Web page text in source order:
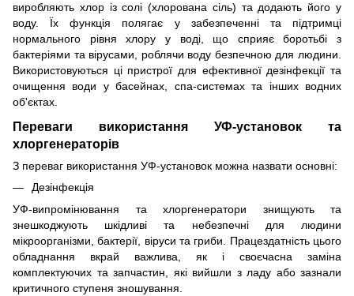
виробляють хлор із солі (хлорована сіль) та додають його у
воду. Їх функція полягає у забезпеченні та підтримці
нормального рівня хлору у воді, що сприяє боротьбі з
бактеріями та вірусами, роблячи воду безпечною для людини.
Використовуються ці пристрої для ефективної дезінфекції та
очищення води у басейнах, спа-системах та інших водних
об'єктах.
Переваги використання УФ-установок та
хлоргенераторів
З переваг використання УФ-установок можна назвати основні:
Дезінфекція
УФ-випромінювання та хлоргенератори знищують та
знешкоджують шкідливі та небезпечні для людини
мікроорганізми, бактерії, віруси та гриби. Працездатність цього
обладнання вкрай важлива, як і своєчасна заміна
комплектуючих та запчастин, які вийшли з ладу або зазнали
критичного ступеня зношування.